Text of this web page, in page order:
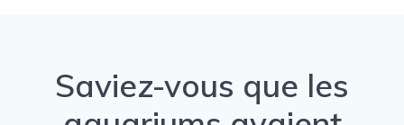
Saviez-vous que les